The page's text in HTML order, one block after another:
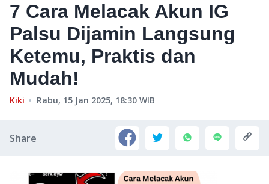
7 Cara Melacak Akun IG
Palsu Dijamin Langsung
Ketemu, Praktis dan
Mudah!
Kiki Rabu, 15 Jan 2025, 18:30 WIB
Share